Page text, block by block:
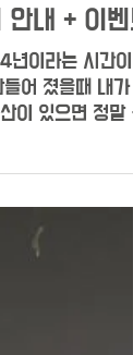
내 + 이벤
년이라는 시간이
했던게 아직도